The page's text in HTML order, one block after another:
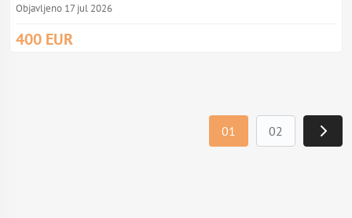
Objavljeno 17 jul 2026
400 EUR
01 02